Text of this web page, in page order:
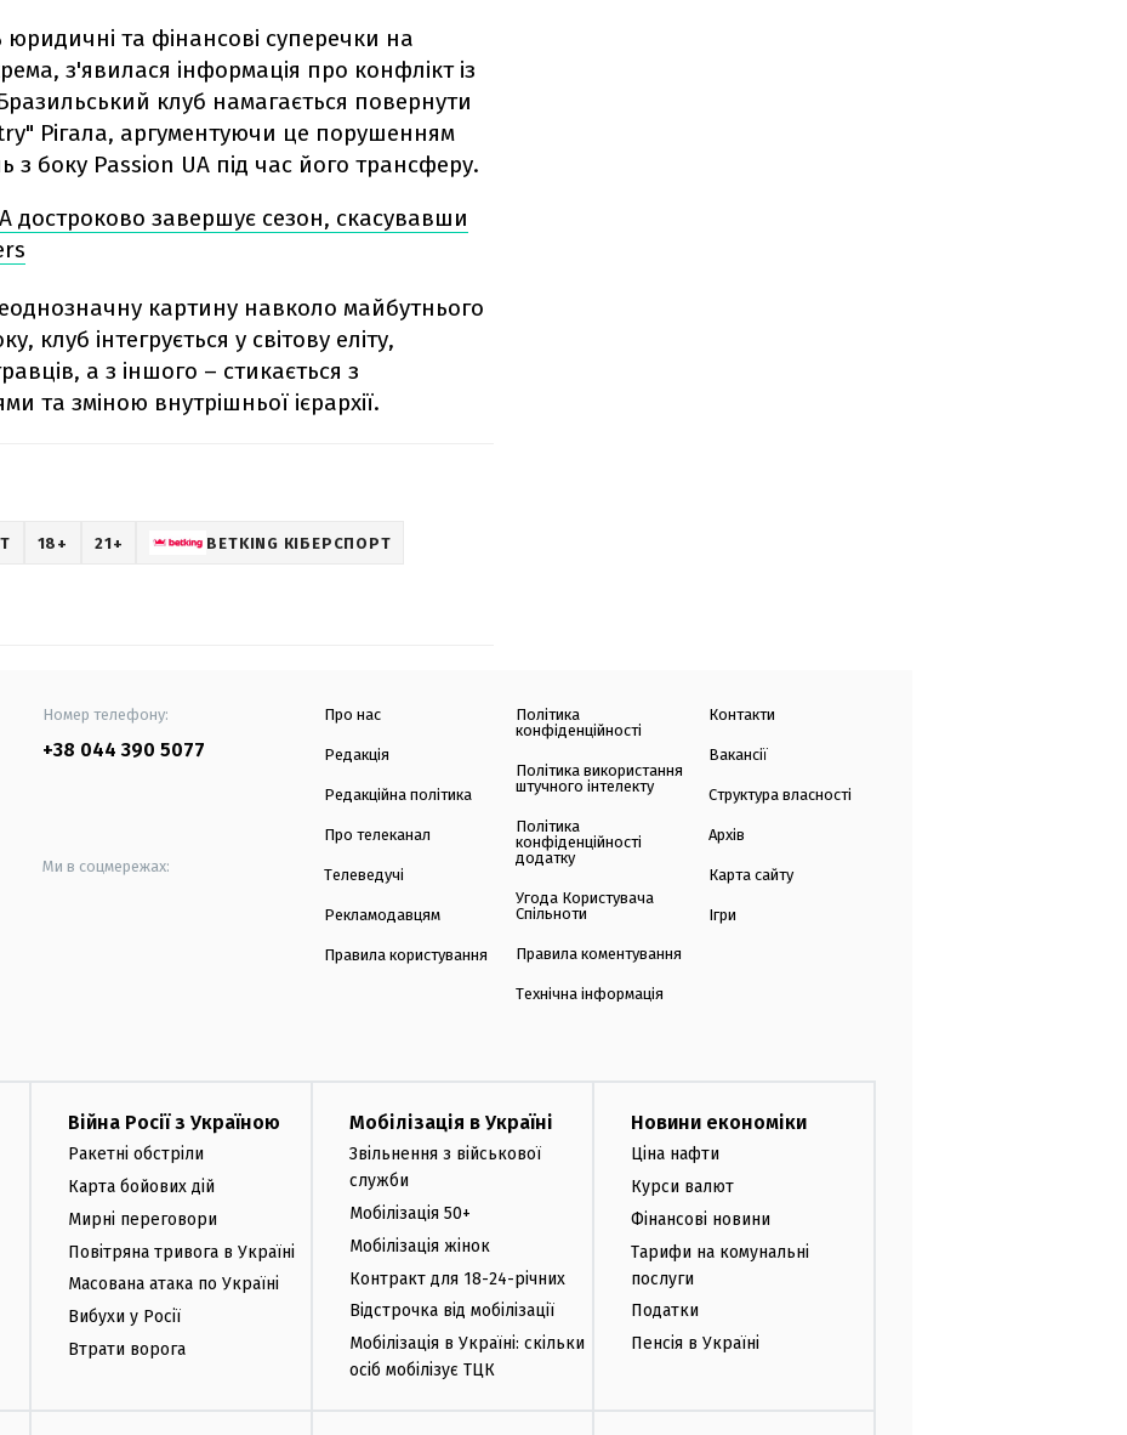
та фінансові суперечки на
з'явилася інформація про конфлікт із
клуб намагається повернути
Рігала, аргументуючи це порушенням
з боку Passion UA під час його трансферу.
​​достроково завершує сезон, скасувавши
картину навколо майбутнього
клуб інтегрується у світову еліту,
а з іншого – стикається з
та зміною внутрішньої ієрархії.
18+ 21+ BETKING КІБЕРСПОРТ
Номер телефону:
+38 044 390 5077
Ми в соцмережах:
Про нас
Редакція
Редакційна політика
Про телеканал
Телеведучі
Рекламодавцям
Правила користування
Політика
конфіденційності
Політика використання
штучного інтелекту
Політика
конфіденційності
додатку
Угода Користувача
Спільноти
Правила коментування
Технічна інформація
Контакти
Вакансії
Структура власності
Архів
Карта сайту
Ігри
Війна Росії з Україною
Ракетні обстріли
Карта бойових дій
Мирні переговори
Повітряна тривога в Україні
Масована атака по Україні
Вибухи у Росії
Втрати ворога
Мобілізація в Україні
Звільнення з військової
служби
Мобілізація 50+
Мобілізація жінок
Контракт для 18-24-річних
Відстрочка від мобілізації
Мобілізація в Україні: скільки
осіб мобілізує ТЦК
Новини економіки
Ціна нафти
Курси валют
Фінансові новини
Тарифи на комунальні
послуги
Податки
Пенсія в Україні